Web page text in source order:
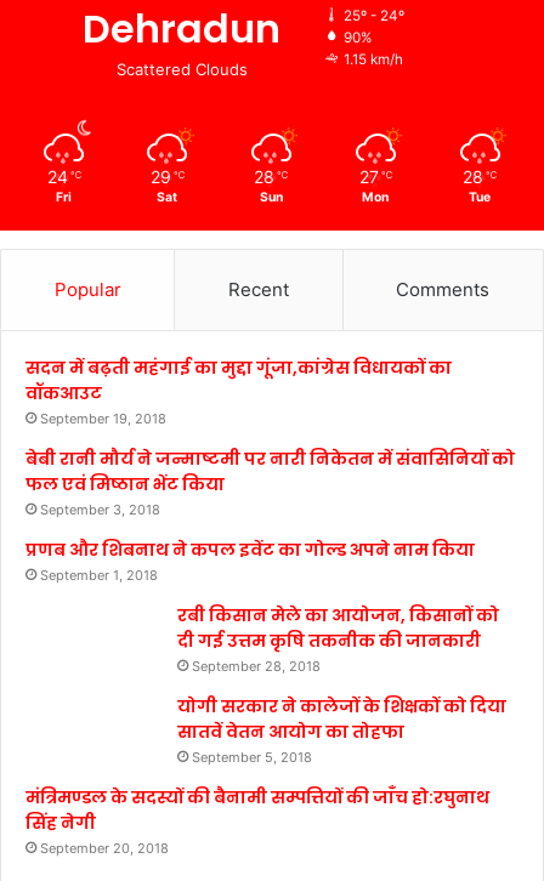
Dehradun
Scattered Clouds
25º - 24º
90%
1.15 km/h
24 ℃
Fri
29 ℃
Sat
28 ℃
Sun
27 ℃
Mon
28 ℃
Tue
Popular Recent Comments
सदन में बढ़ती महंगाई का मुद्दा गूंजा,कांग्रेस विधायकों का
वॉकआउट
September 19, 2018
बेबी रानी मौर्य ने जन्माष्टमी पर नारी निकेतन में संवासिनियों को
फल एवं मिष्ठान भेंट किया
September 3, 2018
प्रणब और शिबनाथ ने कपल इवेंट का गोल्ड अपने नाम किया
September 1, 2018
रबी किसान मेले का आयोजन, किसानों को
दी गई उत्तम कृषि तकनीक की जानकारी
September 28, 2018
योगी सरकार ने कालेजों के शिक्षकों को दिया
सातवें वेतन आयोग का तोहफा
September 5, 2018
मंत्रिमण्डल के सदस्यों की बैनामी सम्पत्तियों की जाँच हो:रघुनाथ
सिंह नेगी
September 20, 2018